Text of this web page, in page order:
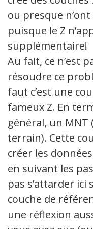
ou presque
puisque le Z
supplémentaire!
Au fait, ce n’est
résoudre ce
faut c’est une
fameux Z. En
général, un
terrain). Cette
créer les
en suivant les
pas s’attarder
couche de
une réflexion